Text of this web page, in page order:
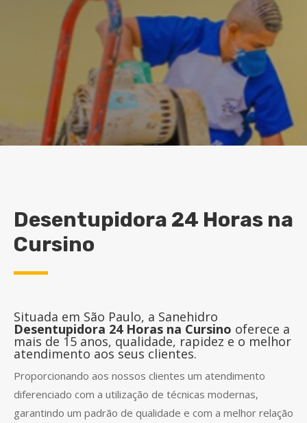
Desentupidora 24 Horas na
Cursino
Situada em São Paulo, a Sanehidro
Desentupidora 24 Horas na Cursino oferece a
mais de 15 anos, qualidade, rapidez e o melhor
atendimento aos seus clientes.
Proporcionando aos nossos clientes um atendimento
diferenciado com a utilização de técnicas modernas,
garantindo um padrão de qualidade e com a melhor relação